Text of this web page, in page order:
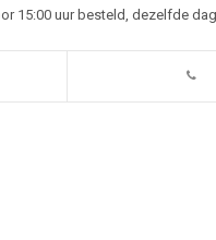
15:00 uur besteld, dezelfde